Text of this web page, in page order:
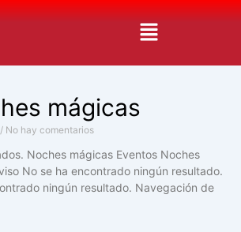
Menú
mágicas
No hay comentarios
Noches mágicas Eventos Noches
No se ha encontrado ningún resultado.
ningún resultado. Navegación de